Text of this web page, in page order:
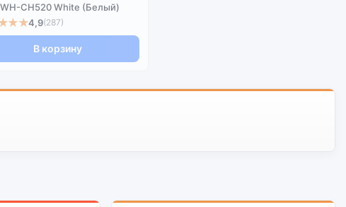
WH-CH520 White (Белый)
4,9(287)
В корзину